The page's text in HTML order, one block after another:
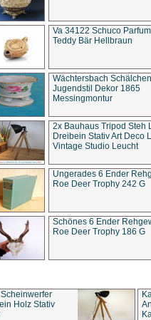
Va 34122 Schuco
Teddy Bär Hellbraun
Wächtersbach Schälchen
Jugendstil Dekor 1865
Messingmontur
2x Bauhaus Tripod Steh
Dreibein Stativ Art Deco
Vintage Studio Leucht
Ungerades 6 Ender
Roe Deer Trophy 242 G
Schönes 6 Ender
Roe Deer Trophy 186 G
Holz Stativ